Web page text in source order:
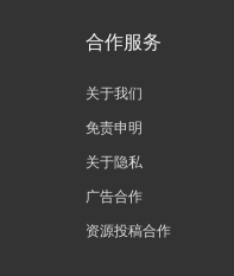
合作服务
关于我们
免责申明
关于隐私
广告合作
资源投稿合作